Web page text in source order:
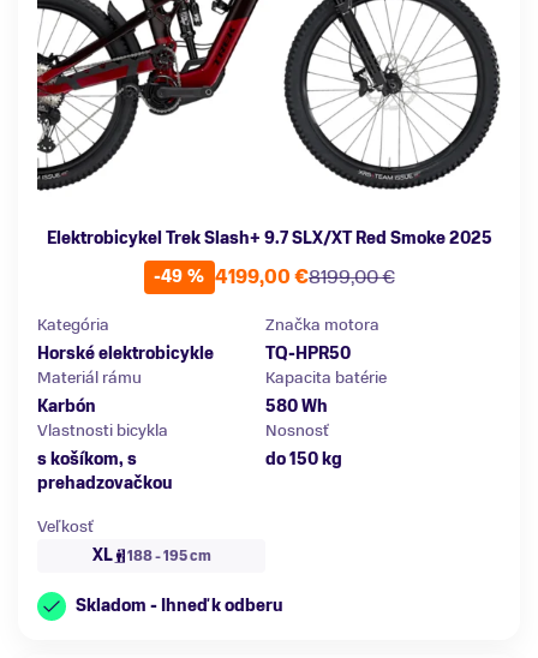
Elektrobicykel Trek Slash+ 9.7 SLX/XT Red Smoke 2025
-49 %
8199,00 €
4199,00 €
Kategória
Horské elektrobicykle
Značka motora
TQ-HPR50
Materiál rámu
Karbón
Kapacita batérie
580 Wh
Vlastnosti bicykla
s košíkom, s
prehadzovačkou
Nosnosť
do 150 kg
Veľkosť
XL
188 - 195 cm
Skladom - Ihneď k odberu